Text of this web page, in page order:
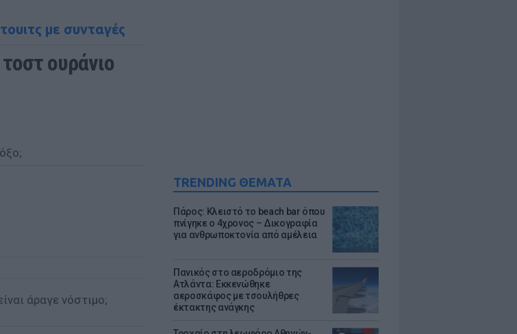
TRENDING ΘΕΜΑΤΑ
Πάρος: Κλειστό το beach bar όπου
πνίγηκε ο 4χρονος – Δικογραφία
για ανθρωποκτονία από αμέλεια
Πανικός στο αεροδρόμιο της
Ατλάντα: Εκκενώθηκε
αεροσκάφος με τσουλήθρες
έκτακτης ανάγκης
με συνταγές
ουράνιο
άραγε νόστιμο;